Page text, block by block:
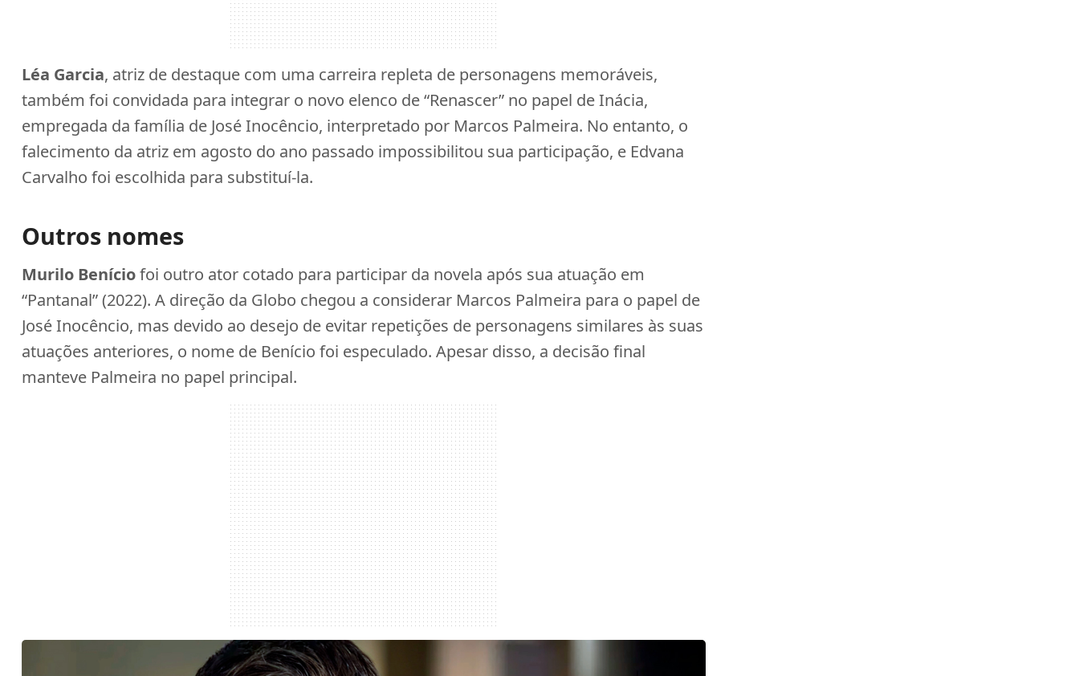
Léa Garcia, atriz de destaque com uma carreira repleta de personagens memoráveis,
também foi convidada para integrar o novo elenco de “Renascer” no papel de Inácia,
empregada da família de José Inocêncio, interpretado por Marcos Palmeira. No entanto, o
falecimento da atriz em agosto do ano passado impossibilitou sua participação, e Edvana
Carvalho foi escolhida para substituí-la.
Outros nomes
Murilo Beníciofoi outro ator cotado para participar da novela após sua atuação em
“Pantanal” (2022). A direção da Globo chegou a considerar Marcos Palmeira para o papel de
José Inocêncio, mas devido ao desejo de evitar repetições de personagens similares às suas
atuações anteriores, o nome de Benício foi especulado. Apesar disso, a decisão final
manteve Palmeira no papel principal.